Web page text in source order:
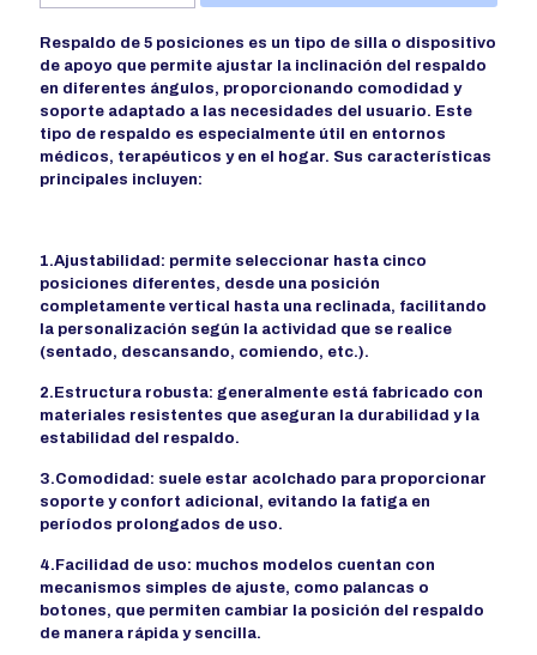
Respaldo de 5 posiciones es un tipo de silla o dispositivo
de apoyo que permite ajustar la inclinación del respaldo
en diferentes ángulos, proporcionando comodidad y
soporte adaptado a las necesidades del usuario. Este
tipo de respaldo es especialmente útil en entornos
médicos, terapéuticos y en el hogar. Sus características
principales incluyen:
1.Ajustabilidad: permite seleccionar hasta cinco
posiciones diferentes, desde una posición
completamente vertical hasta una reclinada, facilitando
la personalización según la actividad que se realice
(sentado, descansando, comiendo, etc.).
2.Estructura robusta: generalmente está fabricado con
materiales resistentes que aseguran la durabilidad y la
estabilidad del respaldo.
3.Comodidad: suele estar acolchado para proporcionar
soporte y confort adicional, evitando la fatiga en
períodos prolongados de uso.
4.Facilidad de uso: muchos modelos cuentan con
mecanismos simples de ajuste, como palancas o
botones, que permiten cambiar la posición del respaldo
de manera rápida y sencilla.